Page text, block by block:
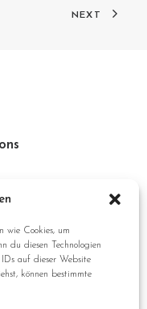
wie Cookies, um
du diesen Technologien
auf dieser Website
können bestimmte
NEXT